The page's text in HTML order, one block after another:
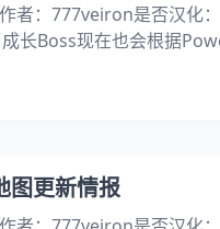
者：777veiron是否汉化
长Boss现在也会根据
力...
图更新情报